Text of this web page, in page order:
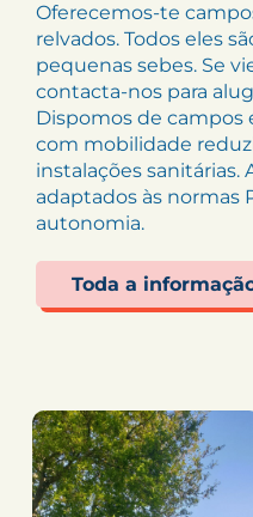
Oferecemos-te
relvados. Todos eles
pequenas sebes. Se
contacta-nos para
Dispomos de campos
com mobilidade
instalações sanitárias.
adaptados às normas
autonomia.
Toda a